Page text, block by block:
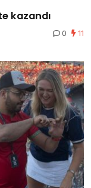
kazandı
0 11